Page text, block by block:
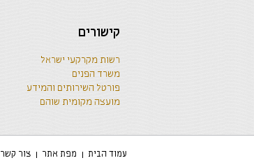
קישורים
רשות מקרקעי ישראל
משרד הפנים
פורטל השירותים והמידע
מועצה מקומית שוהם
עמוד הבית מפת אתר צור קשר